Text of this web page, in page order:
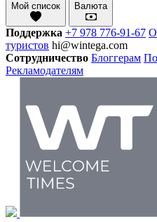
Мой список Валюта
Поддержка +7 978 776-91-67
туристов hi@wintega.com
Сотрудничество Блоггерам
Рекламодателям